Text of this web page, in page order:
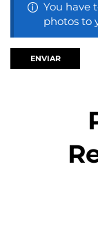
You have
photos to